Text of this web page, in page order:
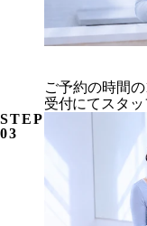
ご予約の時間
受付にてスタッ
STEP
03